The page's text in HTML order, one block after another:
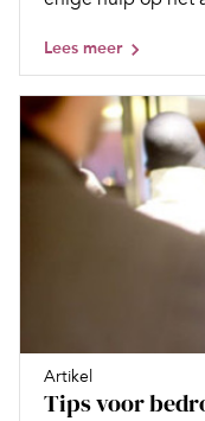
Lees meer
Artikel
Tips voor